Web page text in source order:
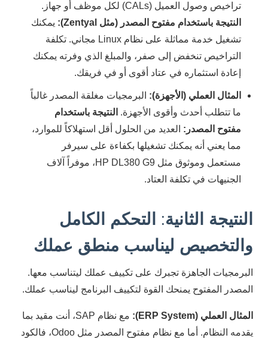
تراخيص وصول العميل (CALs) لكل موظف أو جهاز.
النتيجة باستخدام مفتوح المصدر (مثل Zentyal):
يمكنك
تشغيل خدمة مماثلة على نظام Linux مجاني. تكلفة
التراخيص تنخفض إلى صفر، والمبلغ الذي وفرته يمكنك
إعادة استثماره في عتاد أقوى أو في فريقك.
المثال العملي (الأجهزة): البرمجيات مغلقة المصدر غالباً
ما تتطلب أحدث وأقوى الأجهزة. النتيجة باستخدام
مفتوح المصدر: العديد من الحلول أقل استهلاكاً للموارد،
مما يعني أنه يمكنك تشغيلها بكفاءة على سيرفر
مستعمل وموثوق مثل HP DL380 G9، موفراً آلاف
الجنيهات في تكلفة العتاد.
النتيجة الثانية: التحكم الكامل
والتخصيص ليناسب منطق عملك
البرمجيات الجاهزة تجبرك على تكييف عملك ليتناسب معها.
المصدر المفتوح يمنحك القوة لتكييف البرنامج ليناسب عملك.
المثال العملي (ERP System):
مع نظام SAP، أنت مقيد بما
يقدمه النظام. أما مع نظام مفتوح المصدر مثل Odoo، فالكود